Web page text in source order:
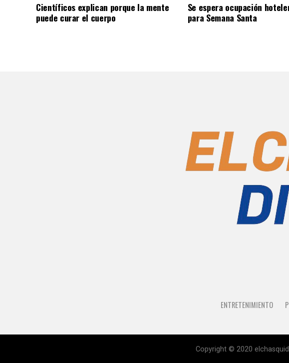
Científicos explican porque la mente
puede curar el cuerpo
Se espera ocupación
para Semana Santa
ENTRETENIMIENTO
Copyright © 2020